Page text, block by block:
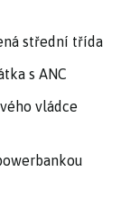
střední třída
s ANC
vládce